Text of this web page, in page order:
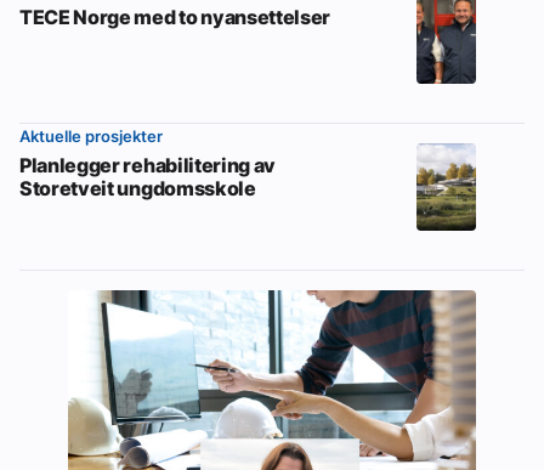
TECE Norge med to nyansettelser
Aktuelle prosjekter
Planlegger rehabilitering av
Storetveit ungdomsskole